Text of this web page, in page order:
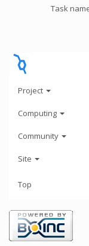
Task
Project
Computing
Community
Site
Top